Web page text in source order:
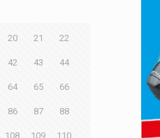
20 21 22
42 43 44
64 65 66
86 87 88
108 109 110